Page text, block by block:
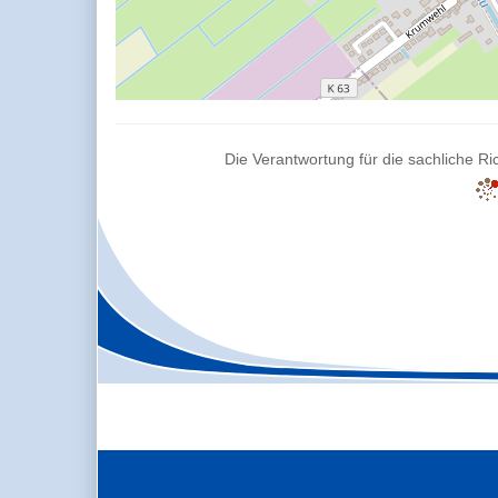
Die Verantwortung für die sachliche